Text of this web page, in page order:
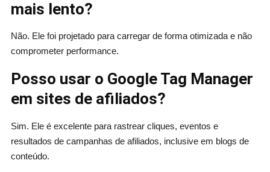
mais lento?
Não. Ele foi projetado para carregar de forma otimizada e não
comprometer performance.
Posso usar o Google Tag Manager
em sites de afiliados?
Sim. Ele é excelente para rastrear cliques, eventos e
resultados de campanhas de afiliados, inclusive em blogs de
conteúdo.